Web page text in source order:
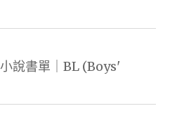
說書單｜BL (Boys'